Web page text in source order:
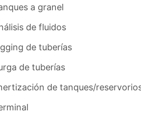
a granel
de fluidos
de tuberías
de tuberías
de tanques/